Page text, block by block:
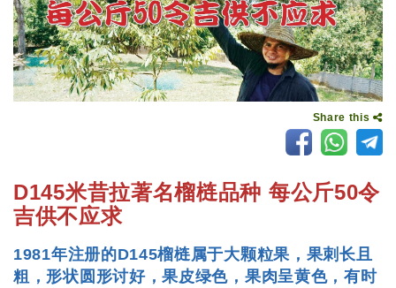
Share this
D145米昔拉著名榴梿品种 每公斤50令
吉供不应求
1981年注册的D145榴梿属于大颗粒果，果刺长且
粗，形状圆形讨好，果皮绿色，果肉呈黄色，有时